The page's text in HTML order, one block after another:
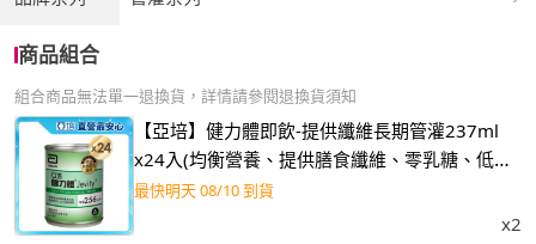
商品組合
組合商品無法單一退換貨，詳情請參閱退換貨須知
【亞培】健力體即飲-提供纖維長期管灌237ml
x24入(均衡營養、提供膳食纖維、零乳糖、低渣
飲食)
最快明天 08/10 到貨
x2